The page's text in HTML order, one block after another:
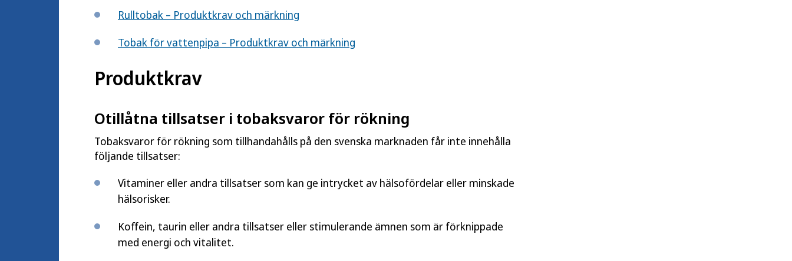
Rulltobak – Produktkrav och märkning
Tobak för vattenpipa – Produktkrav och märkning
Produktkrav
Otillåtna tillsatser i tobaksvaror för rökning
Tobaksvaror för rökning som tillhandahålls på den svenska marknaden får inte innehålla
följande tillsatser:
Vitaminer eller andra tillsatser som kan ge intrycket av hälsofördelar eller minskade
hälsorisker.
Koffein, taurin eller andra tillsatser eller stimulerande ämnen som är förknippade
med energi och vitalitet.